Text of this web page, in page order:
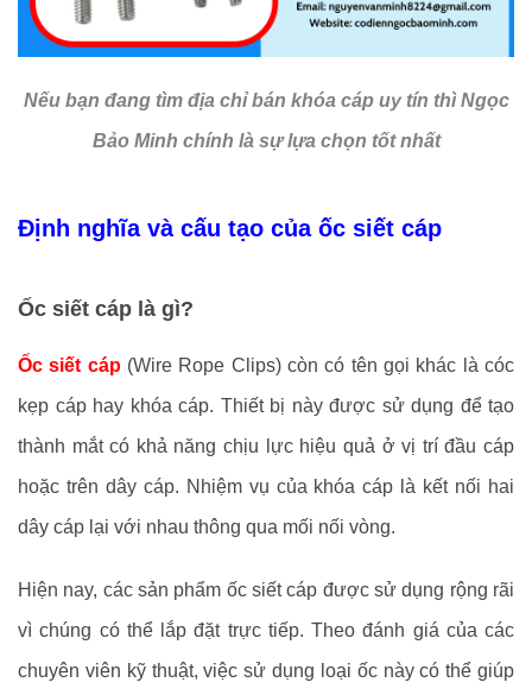
Nếu bạn đang tìm địa chỉ bán khóa cáp uy tín thì Ngọc
Bảo Minh chính là sự lựa chọn tốt nhất
Định nghĩa và cấu tạo của ốc siết cáp
Ốc siết cáp là gì?
Ốc siết cáp(Wire Rope Clips) còn có tên gọi khác là cóc
kẹp cáp hay khóa cáp. Thiết bị này được sử dụng để tạo
thành mắt có khả năng chịu lực hiệu quả ở vị trí đầu cáp
hoặc trên dây cáp. Nhiệm vụ của khóa cáp là kết nối hai
dây cáp lại với nhau thông qua mối nối vòng.
Hiện nay, các sản phẩm ốc siết cáp được sử dụng rộng rãi
vì chúng có thể lắp đặt trực tiếp. Theo đánh giá của các
chuyên viên kỹ thuật, việc sử dụng loại ốc này có thể giúp